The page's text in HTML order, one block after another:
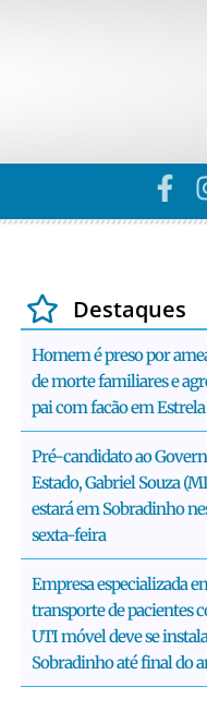
Destaques
Homem é preso por
de morte familiares e
pai com facão em
Pré-candidato ao
Estado, Gabriel Souza
estará em Sobradinho
sexta-feira
Empresa especializada
transporte de pacientes
UTI móvel deve se
Sobradinho até final do